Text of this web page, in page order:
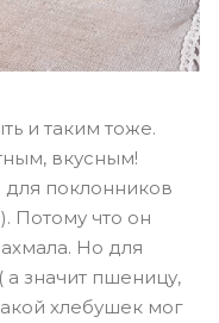
и таким тоже.
вкусным!
поклонников
Потому что он
Но для
а значит пшеницу,
хлебушек мог